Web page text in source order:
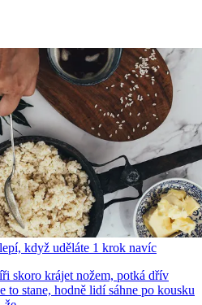
když uděláte 1 krok navíc
skoro krájet nožem, potká dřív
to stane, hodně lidí sáhne po kousku